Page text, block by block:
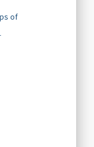
of